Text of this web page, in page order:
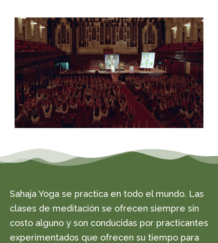
Sahaja Yoga se practica en todo el mundo. Las
clases de meditación se ofrecen siempre sin
costo alguno y son conducidas por practicantes
experimentados que ofrecen su tiempo para